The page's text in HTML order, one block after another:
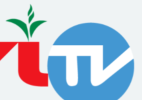
Responsibilities of NGOs in
Activating Village Courts
RAB Arrests Murder Case Accused
from Companiganj
Complaint Resolution Cell Formed
to Address Problems Faced by
Expatriates
Drainage and Road Repair Work to
Begin Soon : SCC Administrator